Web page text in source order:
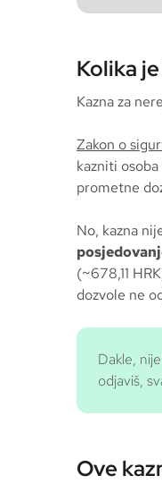
Kolika
Kazna za
Zakon o
kazniti osoba
prometne
No, kazna
(~678,11
dozvole ne
Dakle,
odjaviš,
Ove